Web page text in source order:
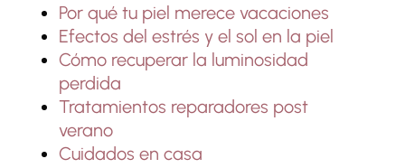
Por qué tu piel merece vacaciones
Efectos del estrés y el sol en la piel
Cómo recuperar la luminosidad
perdida
Tratamientos reparadores post
verano
Cuidados en casa